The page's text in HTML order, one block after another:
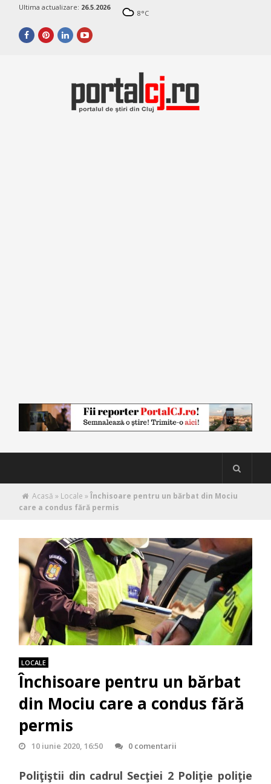
Ultima actualizare: 26.5.2026
8°C
Acasă » Locale »Închisoare pentru un bărbat din Mociu
care a condus fără permis
LOCALE
Închisoare pentru un bărbat
din Mociu care a condus fără
permis
10 iunie 2020, 16:50 0 comentarii
Poliţiştii din cadrul Secţiei 2 Poliţie poliţie